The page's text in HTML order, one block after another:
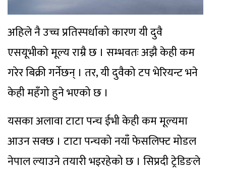
अहिले नै उच्च प्रतिस्पर्धाको कारण यी दुवै
एसयूभीको मूल्य राम्रै छ । सम्भवतः अझै केही कम
गरेर बिक्री गर्नेछन् । तर, यी दुवैको टप भेरियन्ट भने
केही महँगो हुने भएको छ ।
यसका अलावा टाटा पन्च ईभी केही कम मूल्यमा
आउन सक्छ । टाटा पन्चको नयाँ फेसलिफ्ट मोडल
नेपाल ल्याउने तयारी भइरहेको छ । सिप्रदी ट्रेडिङले